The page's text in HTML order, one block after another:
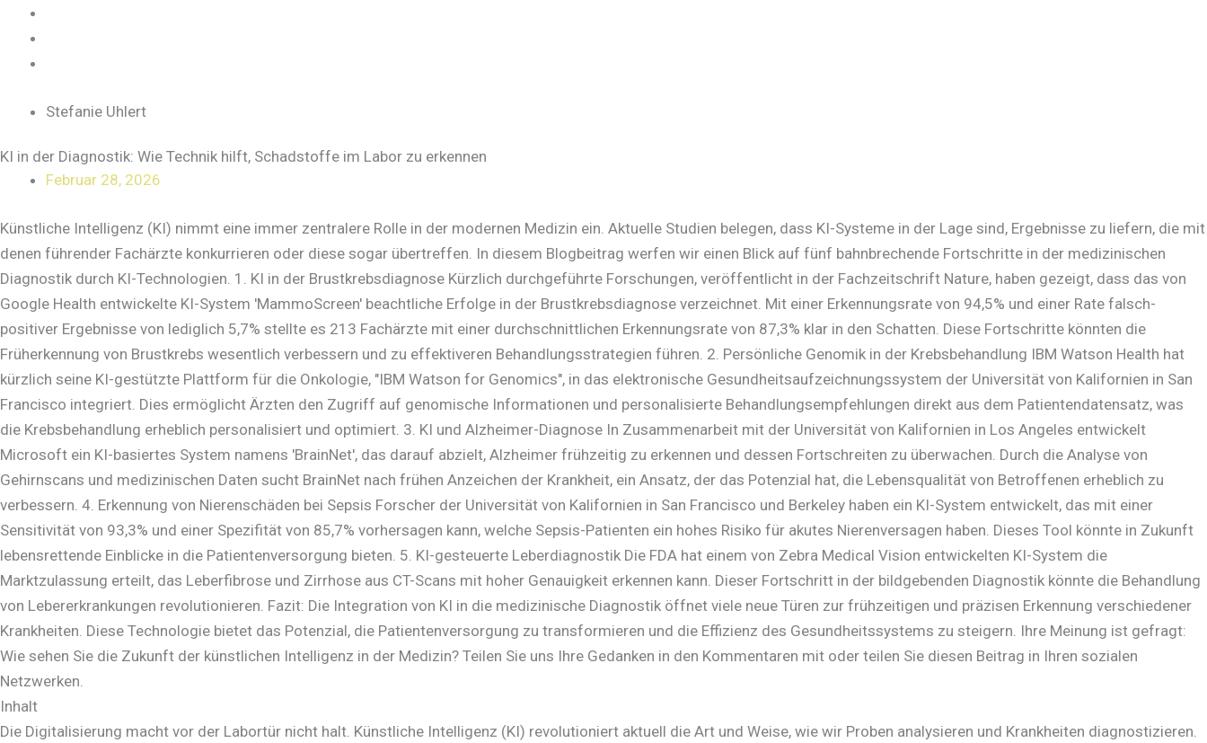
Inhalt
springen
Stefanie Uhlert
KI in der Diagnostik: Wie Technik hilft, Schadstoffe im Labor zu erkennen
Februar 28, 2026
Künstliche Intelligenz (KI) nimmt eine immer zentralere Rolle in der modernen Medizin ein. Aktuelle Studien belegen, dass KI-Systeme in der Lage sind, Ergebnisse zu liefern, die mit
denen führender Fachärzte konkurrieren oder diese sogar übertreffen. In diesem Blogbeitrag werfen wir einen Blick auf fünf bahnbrechende Fortschritte in der medizinischen
Diagnostik durch KI-Technologien. 1. KI in der Brustkrebsdiagnose Kürzlich durchgeführte Forschungen, veröffentlicht in der Fachzeitschrift Nature, haben gezeigt, dass das von
Google Health entwickelte KI-System 'MammoScreen' beachtliche Erfolge in der Brustkrebsdiagnose verzeichnet. Mit einer Erkennungsrate von 94,5% und einer Rate falsch-
positiver Ergebnisse von lediglich 5,7% stellte es 213 Fachärzte mit einer durchschnittlichen Erkennungsrate von 87,3% klar in den Schatten. Diese Fortschritte könnten die
Früherkennung von Brustkrebs wesentlich verbessern und zu effektiveren Behandlungsstrategien führen. 2. Persönliche Genomik in der Krebsbehandlung IBM Watson Health hat
kürzlich seine KI-gestützte Plattform für die Onkologie, "IBM Watson for Genomics", in das elektronische Gesundheitsaufzeichnungssystem der Universität von Kalifornien in San
Francisco integriert. Dies ermöglicht Ärzten den Zugriff auf genomische Informationen und personalisierte Behandlungsempfehlungen direkt aus dem Patientendatensatz, was
die Krebsbehandlung erheblich personalisiert und optimiert. 3. KI und Alzheimer-Diagnose In Zusammenarbeit mit der Universität von Kalifornien in Los Angeles entwickelt
Microsoft ein KI-basiertes System namens 'BrainNet', das darauf abzielt, Alzheimer frühzeitig zu erkennen und dessen Fortschreiten zu überwachen. Durch die Analyse von
Gehirnscans und medizinischen Daten sucht BrainNet nach frühen Anzeichen der Krankheit, ein Ansatz, der das Potenzial hat, die Lebensqualität von Betroffenen erheblich zu
verbessern. 4. Erkennung von Nierenschäden bei Sepsis Forscher der Universität von Kalifornien in San Francisco und Berkeley haben ein KI-System entwickelt, das mit einer
Sensitivität von 93,3% und einer Spezifität von 85,7% vorhersagen kann, welche Sepsis-Patienten ein hohes Risiko für akutes Nierenversagen haben. Dieses Tool könnte in Zukunft
lebensrettende Einblicke in die Patientenversorgung bieten. 5. KI-gesteuerte Leberdiagnostik Die FDA hat einem von Zebra Medical Vision entwickelten KI-System die
Marktzulassung erteilt, das Leberfibrose und Zirrhose aus CT-Scans mit hoher Genauigkeit erkennen kann. Dieser Fortschritt in der bildgebenden Diagnostik könnte die Behandlung
von Lebererkrankungen revolutionieren. Fazit: Die Integration von KI in die medizinische Diagnostik öffnet viele neue Türen zur frühzeitigen und präzisen Erkennung verschiedener
Krankheiten. Diese Technologie bietet das Potenzial, die Patientenversorgung zu transformieren und die Effizienz des Gesundheitssystems zu steigern. Ihre Meinung ist gefragt:
Wie sehen Sie die Zukunft der künstlichen Intelligenz in der Medizin? Teilen Sie uns Ihre Gedanken in den Kommentaren mit oder teilen Sie diesen Beitrag in Ihren sozialen
Netzwerken.
Inhalt
Die Digitalisierung macht vor der Labortür nicht halt. Künstliche Intelligenz (KI) revolutioniert aktuell die Art und Weise, wie wir Proben analysieren und Krankheiten diagnostizieren.